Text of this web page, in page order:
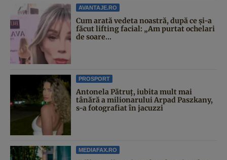
AVANTAJE.RO
Cum arată vedeta noastră, după ce și-a
făcut lifting facial: „Am purtat ochelari
de soare...
PROSPORT
Antonela Pătruț, iubita mult mai
tânără a milionarului Arpad Paszkany,
s-a fotografiat în jacuzzi
MEDIAFAX.RO